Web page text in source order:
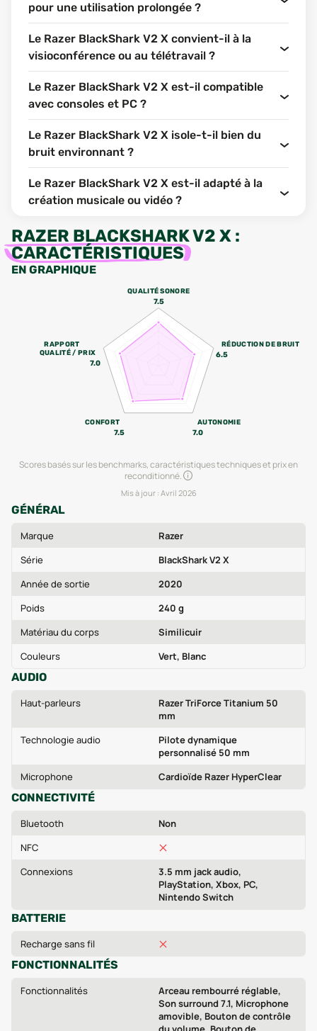
pour une utilisation prolongée ?
Le Razer BlackShark V2 X convient-il à la
visioconférence ou au télétravail ?
Le Razer BlackShark V2 X est-il compatible
avec consoles et PC ?
Le Razer BlackShark V2 X isole-t-il bien du
bruit environnant ?
Le Razer BlackShark V2 X est-il adapté à la
création musicale ou vidéo ?
RAZER BLACKSHARK V2 X :
CARACTÉRISTIQUES
EN GRAPHIQUE
QUALITÉ SONORE
7.5
RÉDUCTION DE BRUIT
6.5
AUTONOMIE
7.0
CONFORT
7.5
RAPPORT
QUALITÉ / PRIX
7.0
Scores basés sur les benchmarks, caractéristiques techniques et prix en
reconditionné.
Mis à jour : Avril 2026
GÉNÉRAL
Marque
Razer
Série
BlackShark V2 X
Année de sortie
2020
Poids
240 g
Matériau du corps
Similicuir
Couleurs
Vert, Blanc
AUDIO
Haut-parleurs
Razer TriForce Titanium 50
mm
Technologie audio
Pilote dynamique
personnalisé 50 mm
Microphone
Cardioïde Razer HyperClear
CONNECTIVITÉ
Bluetooth
Non
NFC
Connexions
3.5 mm jack audio,
PlayStation, Xbox, PC,
Nintendo Switch
BATTERIE
Recharge sans fil
FONCTIONNALITÉS
Fonctionnalités
Arceau rembourré réglable,
Son surround 7.1, Microphone
amovible, Bouton de contrôle